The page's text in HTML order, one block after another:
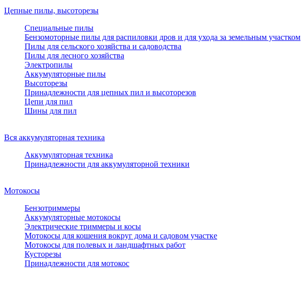
Цепные пилы, высоторезы
Специальные пилы
Бензомоторные пилы для распиловки дров и для ухода за земельным участком
Пилы для сельского хозяйства и садоводства
Пилы для лесного хозяйства
Электропилы
Аккумуляторные пилы
Высоторезы
Принадлежности для цепных пил и высоторезов
Цепи для пил
Шины для пил
Вся аккумуляторная техника
Аккумуляторная техника
Принадлежности для аккумуляторной техники
Мотокосы
Бензотриммеры
Аккумуляторные мотокосы
Электрические триммеры и косы
Мотокосы для кошения вокруг дома и садовом участке
Мотокосы для полевых и ландшафтных работ
Кусторезы
Принадлежности для мотокос